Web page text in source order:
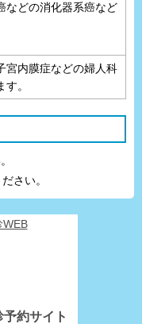
などの消化器系癌など
宮内膜症などの婦人科
。
さい。
予約サイト